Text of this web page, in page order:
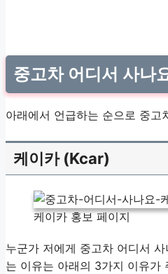
중고차 어디서 사나
아래에서 언급하는 순으로 중고
케이카 (Kcar)
케이카 홍보 페이지
누군가 저에게 중고차 어디서
는 이유는 아래의 3가지 이유가